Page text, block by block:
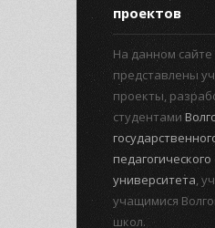
проектов
На данном сайте
представлены
проекты,
студентами
педагогического
университета,
учащимися
школ.